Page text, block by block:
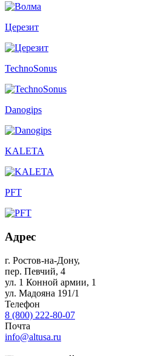
Церезит
TechnoSonus
Danogips
KALETA
PFT
Адрес
г. Ростов-на-Дону,
пер. Певчий, 4
ул. 1 Конной армии, 1
ул. Мадояна 191/1
Телефон
8 (800) 222-80-07
Почта
info@altusa.ru